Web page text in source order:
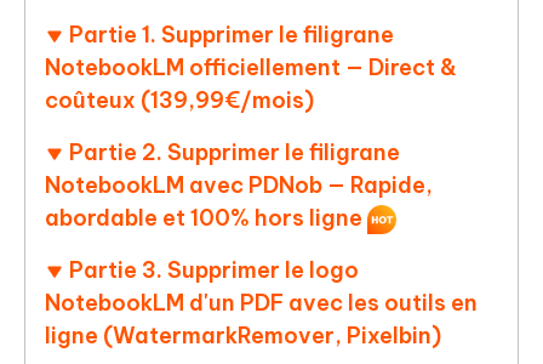
Partie 1. Supprimer le filigrane
NotebookLM officiellement — Direct &
coûteux (139,99€/mois)
Partie 2. Supprimer le filigrane
NotebookLM avec PDNob — Rapide,
abordable et 100% hors ligne
Partie 3. Supprimer le logo
NotebookLM d'un PDF avec les outils en
ligne (WatermarkRemover, Pixelbin)